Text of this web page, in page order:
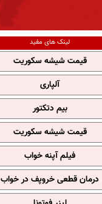
لینک های مفید
قیمت شیشه سکوریت
آلپاری
بیم دتکتور
قیمت شیشه سکوریت
فیلم آپنه خواب
درمان قطعی خروپف در خواب